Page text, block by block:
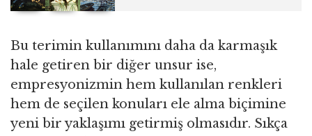
Bu terimin kullanımını daha da karmaşık
hale getiren bir diğer unsur ise,
empresyonizmin hem kullanılan renkleri
hem de seçilen konuları ele alma biçimine
yeni bir yaklaşımı getirmiş olmasıdır. Sıkça